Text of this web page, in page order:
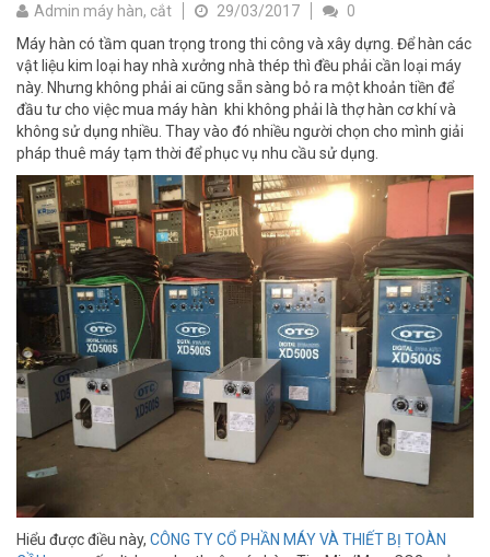
Admin máy hàn, cắt 29/03/2017
0
Máy hàn có tầm quan trọng trong thi công và xây dựng. Để hàn các
vật liệu kim loại hay nhà xưởng nhà thép thì đều phải cần loại máy
này. Nhưng không phải ai cũng sẵn sàng bỏ ra một khoản tiền để
đầu tư cho việc mua máy hàn khi không phải là thợ hàn cơ khí và
không sử dụng nhiều. Thay vào đó nhiều người chọn cho mình giải
pháp thuê máy tạm thời để phục vụ nhu cầu sử dụng.
Hiểu được điều này, CÔNG TY CỔ PHẦN MÁY VÀ THIẾT BỊ TOÀN